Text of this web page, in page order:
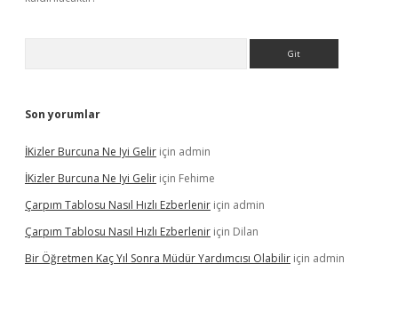
Son yorumlar
İKizler Burcuna Ne Iyi Gelir için admin
İKizler Burcuna Ne Iyi Gelir için Fehime
Çarpım Tablosu Nasıl Hızlı Ezberlenir için admin
Çarpım Tablosu Nasıl Hızlı Ezberlenir için Dilan
Bir Öğretmen Kaç Yıl Sonra Müdür Yardımcısı Olabilir için admin